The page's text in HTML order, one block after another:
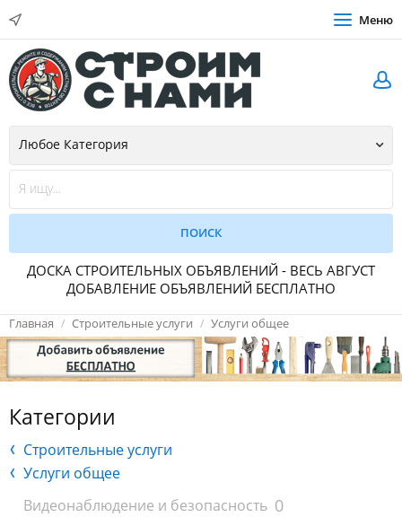
Меню
ДОСКА СТРОИТЕЛЬНЫХ ОБЪЯВЛЕНИЙ - ВЕСЬ АВГУСТ
ДОБАВЛЕНИЕ ОБЪЯВЛЕНИЙ БЕСПЛАТНО
Главная Строительные услуги Услуги общее
Категории
Строительные услуги
Услуги общее
Видеонаблюдение и безопасность 0